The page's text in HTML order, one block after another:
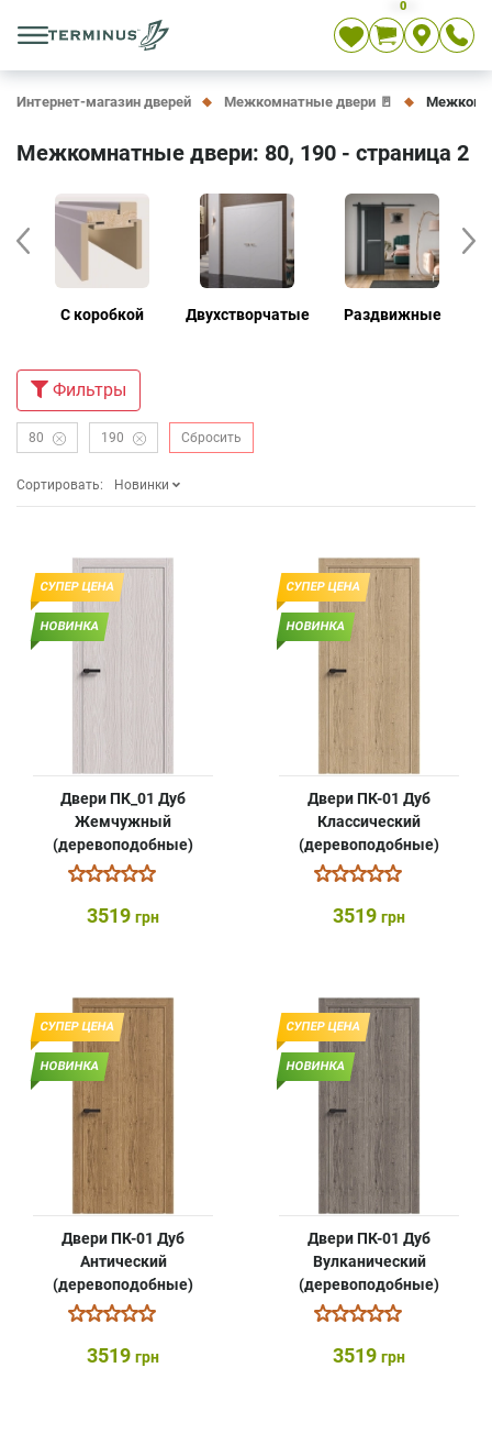
0
Интернет-магазин дверей Межкомнатные двери 🚪
Межкомнатные двери: 80, 190 - страница 2
С коробкой Двухстворчатые Раздвижные
Фильтры
80 190 Сбросить
Сортировать: Новинки
СУПЕР ЦЕНА
НОВИНКА
Двери ПК_01 Дуб
Жемчужный
(деревоподобные)
3519 грн
СУПЕР ЦЕНА
НОВИНКА
Двери ПК-01 Дуб
Классический
(деревоподобные)
3519 грн
СУПЕР ЦЕНА
НОВИНКА
Двери ПК-01 Дуб
Антический
(деревоподобные)
3519 грн
СУПЕР ЦЕНА
НОВИНКА
Двери ПК-01 Дуб
Вулканический
(деревоподобные)
3519 грн